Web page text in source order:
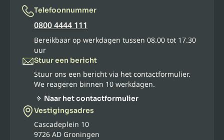
Telefoonnummer
0800 4444 111
Bereikbaar op werkdagen tussen 08.00 tot 17.30
uur
Stuur een bericht
Stuur ons een bericht via het contactformulier.
We reageren binnen 10 werkdagen.
Naar het contactformulier
Vestigingsadres
Cascadeplein 10
9726 AD Groningen